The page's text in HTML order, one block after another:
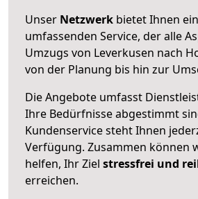
Unser Netzwerk bietet Ihnen
umfassenden Service, der alle
Umzugs von Leverkusen nach
von der Planung bis hin zur
Die Angebote umfasst
Ihre Bedürfnisse abgestimmt
Kundenservice steht Ihnen
Verfügung. Zusammen können
helfen, Ihr Ziel stressfrei und
erreichen.